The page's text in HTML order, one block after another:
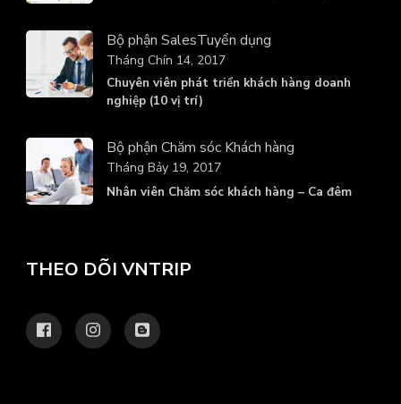
Bộ phận SalesTuyển dụng
Chuyên viên phát triển khách hàng doanh
nghiệp (10 vị trí)
Tháng Chín 14, 2017
Bộ phận Chăm sóc Khách hàng
Nhân viên Chăm sóc khách hàng – Ca đêm
Tháng Bảy 19, 2017
THEO DÕI VNTRIP